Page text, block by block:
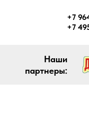
+7
+7
Наши
партнеры: